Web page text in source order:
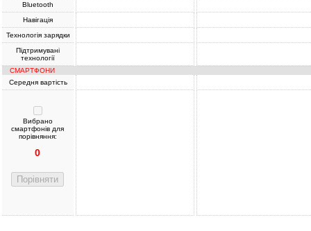
Bluetooth
Навігація
Технологія зарядки
Підтримувані
технології
СМАРТФОНИ
Середня вартість
Вибрано
смартфонів для
порівняння:
0
Порівняти